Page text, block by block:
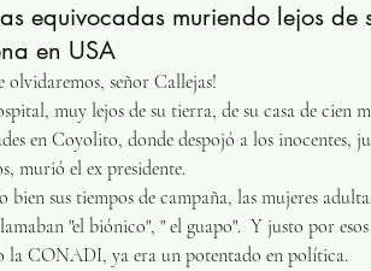
equivocadas muriendo lejos de
en USA
olvidaremos, señor Callejas!
muy lejos de su tierra, de su casa de cien
en Coyolito, donde despojó a los inocentes,
murió el ex presidente.
bien sus tiempos de campaña, las mujeres
"el biónico", " el guapo".  Y justo por
la CONADI, ya era un potentado en política.